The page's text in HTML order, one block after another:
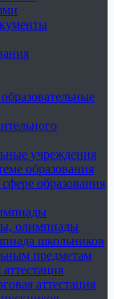
учреждения
образования
образования
олимпиады
школьников
предметам
аттестация